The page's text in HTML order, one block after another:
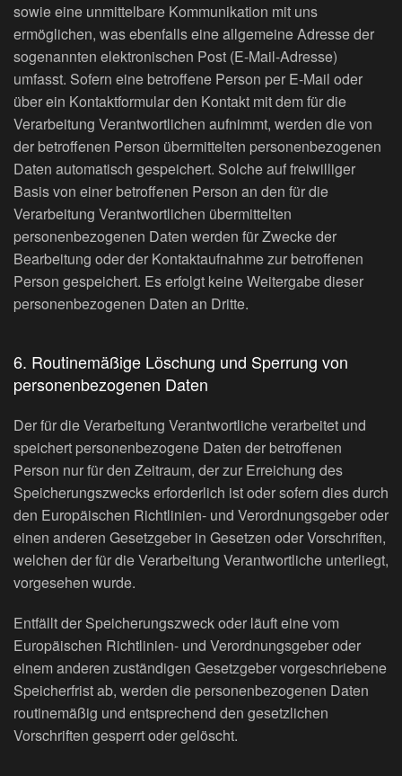
sowie eine unmittelbare Kommunikation mit uns
ermöglichen, was ebenfalls eine allgemeine Adresse der
sogenannten elektronischen Post (E-Mail-Adresse)
umfasst. Sofern eine betroffene Person per E-Mail oder
über ein Kontaktformular den Kontakt mit dem für die
Verarbeitung Verantwortlichen aufnimmt, werden die von
der betroffenen Person übermittelten personenbezogenen
Daten automatisch gespeichert. Solche auf freiwilliger
Basis von einer betroffenen Person an den für die
Verarbeitung Verantwortlichen übermittelten
personenbezogenen Daten werden für Zwecke der
Bearbeitung oder der Kontaktaufnahme zur betroffenen
Person gespeichert. Es erfolgt keine Weitergabe dieser
personenbezogenen Daten an Dritte.
6. Routinemäßige Löschung und Sperrung von
personenbezogenen Daten
Der für die Verarbeitung Verantwortliche verarbeitet und
speichert personenbezogene Daten der betroffenen
Person nur für den Zeitraum, der zur Erreichung des
Speicherungszwecks erforderlich ist oder sofern dies durch
den Europäischen Richtlinien- und Verordnungsgeber oder
einen anderen Gesetzgeber in Gesetzen oder Vorschriften,
welchen der für die Verarbeitung Verantwortliche unterliegt,
vorgesehen wurde.
Entfällt der Speicherungszweck oder läuft eine vom
Europäischen Richtlinien- und Verordnungsgeber oder
einem anderen zuständigen Gesetzgeber vorgeschriebene
Speicherfrist ab, werden die personenbezogenen Daten
routinemäßig und entsprechend den gesetzlichen
Vorschriften gesperrt oder gelöscht.